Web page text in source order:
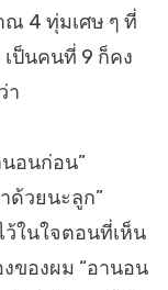
4 ทุ่มเศษ ๆ ที่
ป็นคนที่ 9 ก็คง
า
อนก่อน”
ด้วยนะลูก”
ในใจตอนที่เห็น
ของผม “อานอน